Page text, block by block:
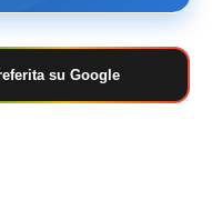
su Google